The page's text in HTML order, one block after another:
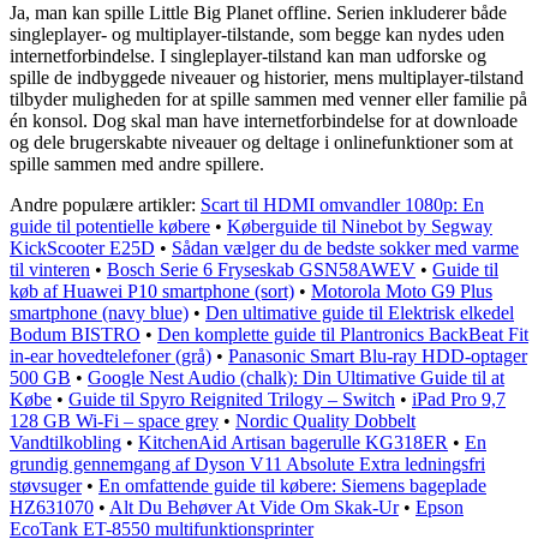
Ja, man kan spille Little Big Planet offline. Serien inkluderer både
singleplayer- og multiplayer-tilstande, som begge kan nydes uden
internetforbindelse. I singleplayer-tilstand kan man udforske og
spille de indbyggede niveauer og historier, mens multiplayer-tilstand
tilbyder muligheden for at spille sammen med venner eller familie på
én konsol. Dog skal man have internetforbindelse for at downloade
og dele brugerskabte niveauer og deltage i onlinefunktioner som at
spille sammen med andre spillere.
Andre populære artikler: Scart til HDMI omvandler 1080p: En
guide til potentielle købere • Køberguide til Ninebot by Segway
KickScooter E25D • Sådan vælger du de bedste sokker med varme
til vinteren • Bosch Serie 6 Fryseskab GSN58AWEV • Guide til
køb af Huawei P10 smartphone (sort) • Motorola Moto G9 Plus
smartphone (navy blue) • Den ultimative guide til Elektrisk elkedel
Bodum BISTRO • Den komplette guide til Plantronics BackBeat Fit
in-ear hovedtelefoner (grå) • Panasonic Smart Blu-ray HDD-optager
500 GB • Google Nest Audio (chalk): Din Ultimative Guide til at
Købe • Guide til Spyro Reignited Trilogy – Switch • iPad Pro 9,7
128 GB Wi-Fi – space grey • Nordic Quality Dobbelt
Vandtilkobling • KitchenAid Artisan bagerulle KG318ER • En
grundig gennemgang af Dyson V11 Absolute Extra ledningsfri
støvsuger• En omfattende guide til købere: Siemens bageplade
HZ631070 • Alt Du Behøver At Vide Om Skak-Ur• Epson
EcoTank ET-8550 multifunktionsprinter